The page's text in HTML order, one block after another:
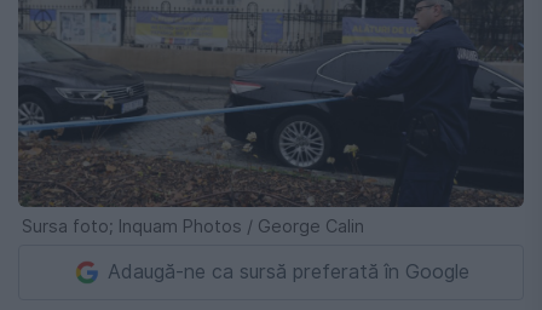
Sursa foto; Inquam Photos / George Calin
Adaugă-ne ca sursă preferată în Google